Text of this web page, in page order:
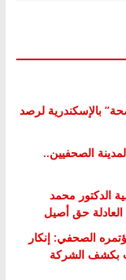
بالإسكندرية لرصد
الصحفيين..
الدكتور محمد
العادلة حق أصيل
الصحفي: إنكار
بكشف الشركة